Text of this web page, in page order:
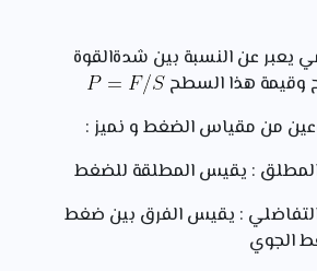
يعبر عن النسبة بين شدةالقوة
هذا السطح
من مقياس الضغط و نميز :
: يقيس الفرق بين ضغط
الجوي